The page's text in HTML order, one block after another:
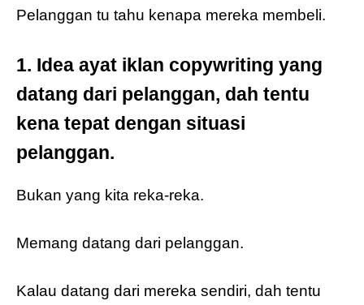
Pelanggan tu tahu kenapa mereka membeli.
1. Idea ayat iklan copywriting yang
datang dari pelanggan, dah tentu
kena tepat dengan situasi
pelanggan.
Bukan yang kita reka-reka.
Memang datang dari pelanggan.
Kalau datang dari mereka sendiri, dah tentu